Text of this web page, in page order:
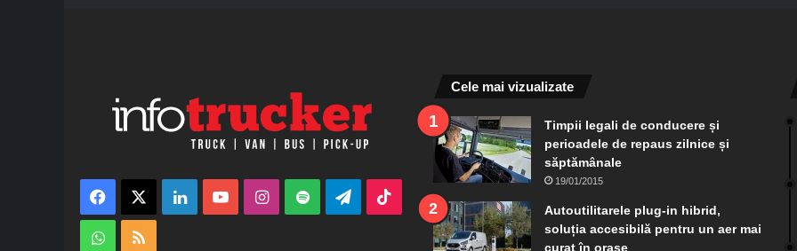
Facebook LinkedInYouTubeInstagram
Spotify TelegramTikTok
WhatsApp
Cele mai vizualizate
Timpii legali de conducere și
perioadele de repaus zilnice și
săptămânale
19/01/2015
Autoutilitarele plug-in hibrid,
soluția accesibilă pentru un aer mai
curat în orașe